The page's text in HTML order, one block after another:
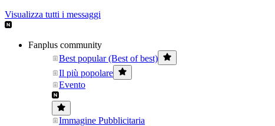
Visualizza tutti i messaggi
Fanplus community
Best popular (Best of best)
Il più popolare
Evento
Immagine Pubblicitaria